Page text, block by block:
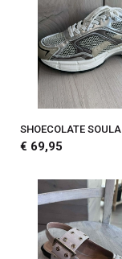
SHOECOLATE SOULA
€ 69,95